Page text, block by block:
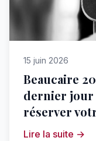
15 juin 2026
Beaucaire
dernier jour
réserver
Lire la suite →